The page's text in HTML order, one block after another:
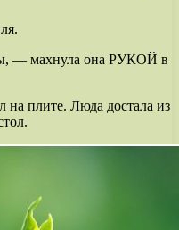
— махнула она РУКОЙ в
плите. Люда достала из